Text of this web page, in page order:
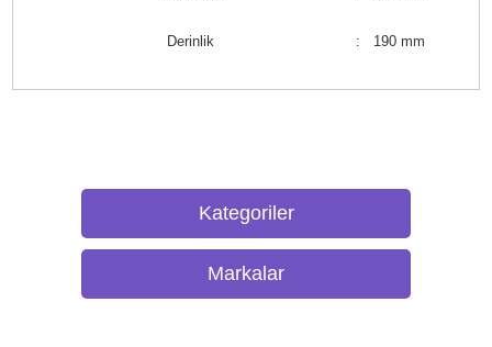
Derinlik : 190 mm
Kategoriler
Markalar